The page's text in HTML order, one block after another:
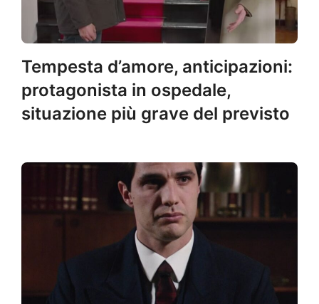
Tempesta d’amore, anticipazioni:
protagonista in ospedale,
situazione più grave del previsto